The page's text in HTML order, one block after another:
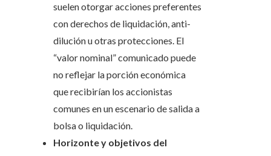
suelen otorgar acciones preferentes
con derechos de liquidación, anti-
dilución u otras protecciones. El
“valor nominal” comunicado puede
no reflejar la porción económica
que recibirían los accionistas
comunes en un escenario de salida a
bolsa o liquidación.
Horizonte y objetivos del